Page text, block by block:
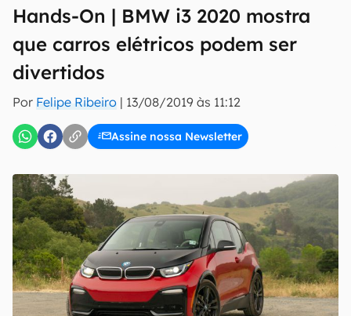
Hands-On | BMW i3 2020 mostra
que carros elétricos podem ser
divertidos
Por Felipe Ribeiro | 13/08/2019 às 11:12
Assine nossa Newsletter
mão.
E-mail
inscreva-se
Uso e Política de Privacidade do Canaltech.